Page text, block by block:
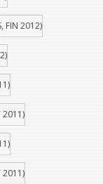
FIN 2012)
2011)
2011)